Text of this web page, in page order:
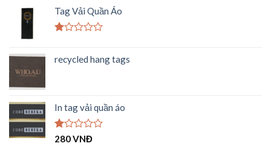
hạng
1.00
5
Tag Vải Quần Áo
hạng
recycled hang tags
In tag vải quần áo
Được
280VNĐ